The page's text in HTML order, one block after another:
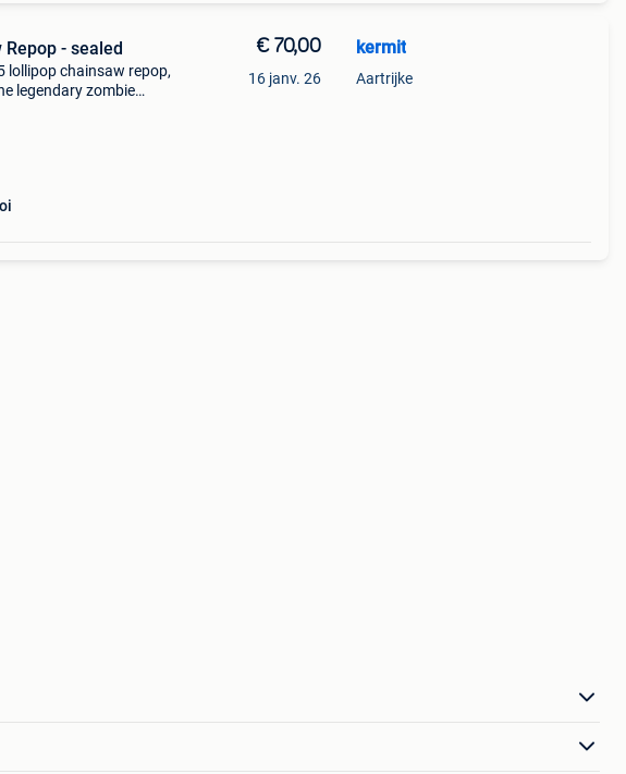
- sealed
lollipop chainsaw repop,
legendary zombie
€ 70,00
16 janv. 26
kermit
Aartrijke